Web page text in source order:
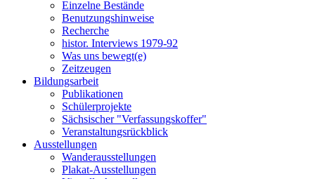
Einzelne Bestände
Benutzungshinweise
Recherche
histor. Interviews 1979-92
Was uns bewegt(e)
Zeitzeugen
Bildungsarbeit
Publikationen
Schülerprojekte
Sächsischer "Verfassungskoffer"
Veranstaltungsrückblick
Ausstellungen
Wanderausstellungen
Plakat-Ausstellungen